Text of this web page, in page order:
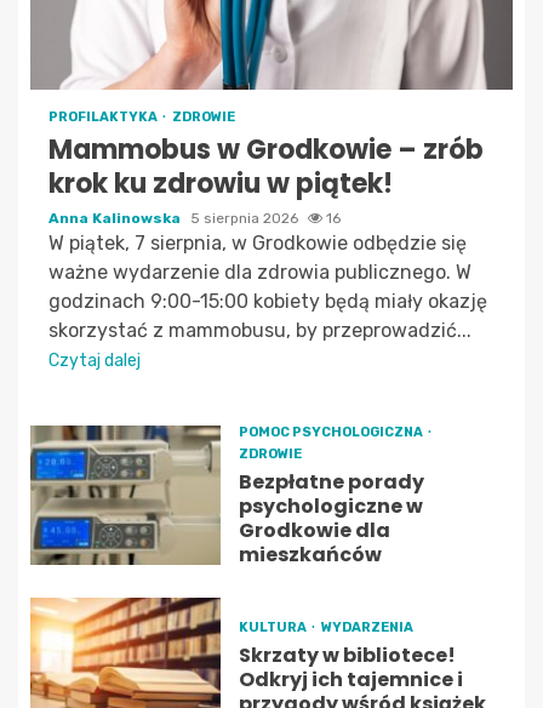
PROFILAKTYKA ZDROWIE
Mammobus w Grodkowie – zrób
krok ku zdrowiu w piątek!
Anna Kalinowska 5 sierpnia 2026 16
W piątek, 7 sierpnia, w Grodkowie odbędzie się
ważne wydarzenie dla zdrowia publicznego. W
godzinach 9:00-15:00 kobiety będą miały okazję
skorzystać z mammobusu, by przeprowadzić...
Czytaj dalej
POMOC PSYCHOLOGICZNA
ZDROWIE
Bezpłatne porady
psychologiczne w
Grodkowie dla
mieszkańców
KULTURA WYDARZENIA
Skrzaty w bibliotece!
Odkryj ich tajemnice i